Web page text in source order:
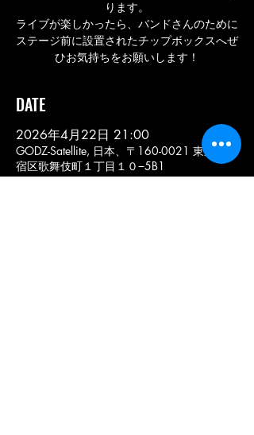
ります。
ライブが楽しかったら、バンドさんのために
ステージ前に設置されたチップボックスへぜ
DATE
2026年4月22日 21:00
GODZ-Satellite, 日本、〒160-0021 東京都新
宿区歌舞伎町１丁目１０−5B1